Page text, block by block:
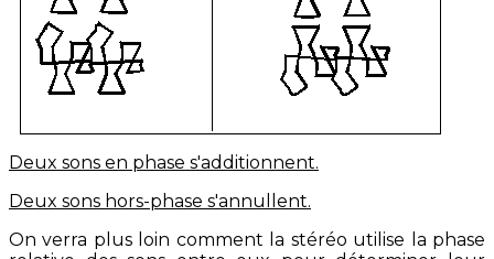
Deux sons en phase s'additionnent.
Deux sons hors-phase s'annullent.
On verra plus loin comment la stéréo utilise la phase